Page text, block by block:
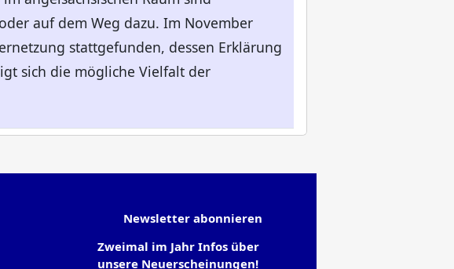
auf dem Weg dazu. Im November
stattgefunden, dessen Erklärung
sich die mögliche Vielfalt der
Newsletter abonnieren
Zweimal im Jahr Infos über
unsere Neuerscheinungen!